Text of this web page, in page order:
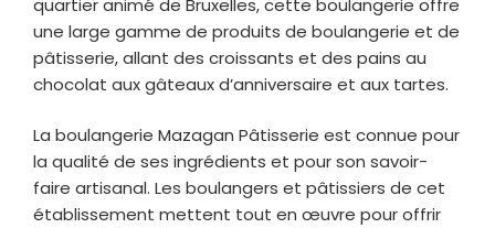
quartier animé de Bruxelles, cette boulangerie offre
une large gamme de produits de boulangerie et de
pâtisserie, allant des croissants et des pains au
chocolat aux gâteaux d’anniversaire et aux tartes.
La boulangerie Mazagan Pâtisserie est connue pour
la qualité de ses ingrédients et pour son savoir-
faire artisanal. Les boulangers et pâtissiers de cet
établissement mettent tout en œuvre pour offrir